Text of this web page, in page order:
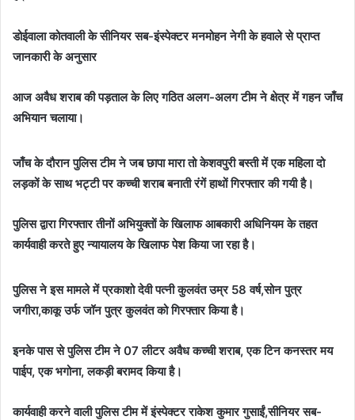
डोईवाला कोतवाली के सीनियर सब-इंस्पेक्टर मनमोहन नेगी के हवाले से प्राप्त
जानकारी के अनुसार
आज अवैध शराब की पड़ताल के लिए गठित अलग-अलग टीम ने क्षेत्र में गहन जाँच
अभियान चलाया।
जाँच के दौरान पुलिस टीम ने जब छापा मारा तो केशवपुरी बस्ती में एक महिला दो
लड़कों के साथ भट्टी पर कच्ची शराब बनाती रंगें हाथों गिरफ्तार की गयी है।
पुलिस द्वारा गिरफ्तार तीनों अभियुक्तों के खिलाफ आबकारी अधिनियम के तहत
कार्यवाही करते हुए न्यायालय के खिलाफ पेश किया जा रहा है।
पुलिस ने इस मामले में प्रकाशो देवी पत्नी कुलवंत उम्र 58 वर्ष,सोन पुत्र
जगीरा,काकू उर्फ जॉन पुत्र कुलवंत को गिरफ्तार किया है।
इनके पास से पुलिस टीम ने 07 लीटर अवैध कच्ची शराब, एक टिन कनस्तर मय
पाईप, एक भगोना, लकड़ी बरामद किया है।
कार्यवाही करने वाली पुलिस टीम में इंस्पेक्टर राकेश कुमार गुसाईं,सीनियर सब-